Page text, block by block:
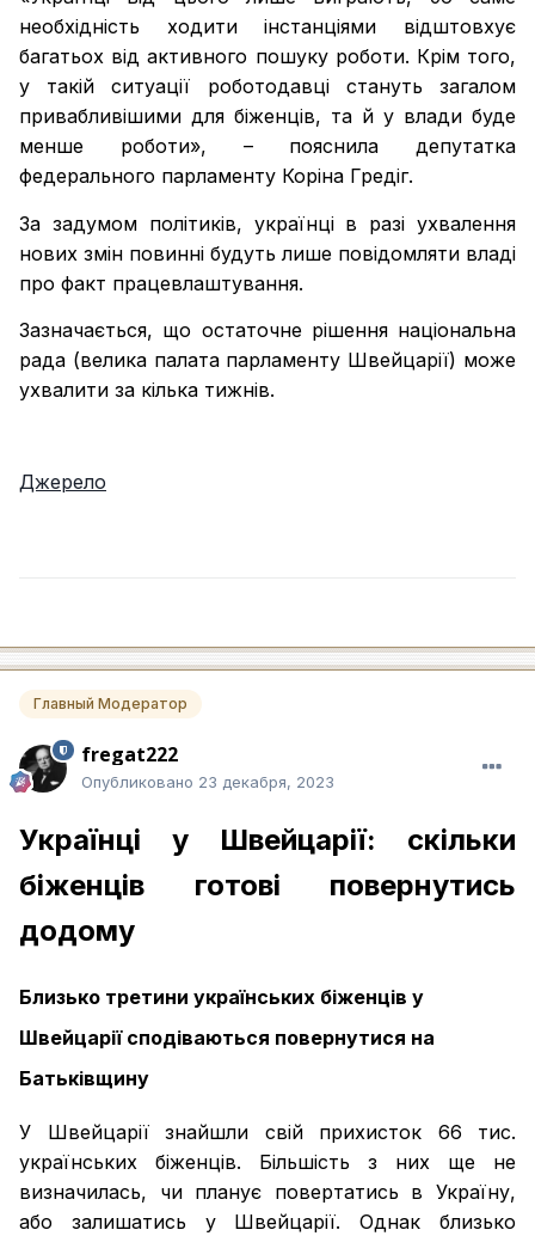
необхідність ходити інстанціями відштовхує
багатьох від активного пошуку роботи. Крім того,
у такій ситуації роботодавці стануть загалом
привабливішими для біженців, та й у влади буде
менше роботи», – пояснила депутатка
федерального парламенту Коріна Гредіг.
За задумом політиків, українці в разі ухвалення
нових змін повинні будуть лише повідомляти владі
про факт працевлаштування.
Зазначається, що остаточне рішення національна
рада (велика палата парламенту Швейцарії) може
ухвалити за кілька тижнів.
Джерело
Главный Модератор
fregat222
Опубликовано 23 декабря, 2023
Українці у Швейцарії: скільки
біженців готові повернутись
додому
Близько третини українських біженців у
Швейцарії сподіваються повернутися на
Батьківщину
У Швейцарії знайшли свій прихисток 66 тис.
українських біженців. Більшість з них ще не
визначилась, чи планує повертатись в Україну,
або залишатись у Швейцарії. Однак близько